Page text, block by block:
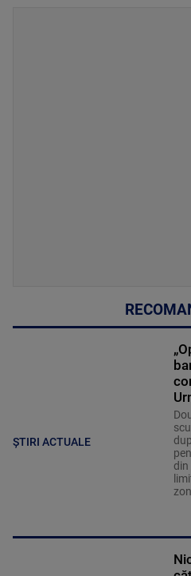
ȘTIRI ACTUALE
din